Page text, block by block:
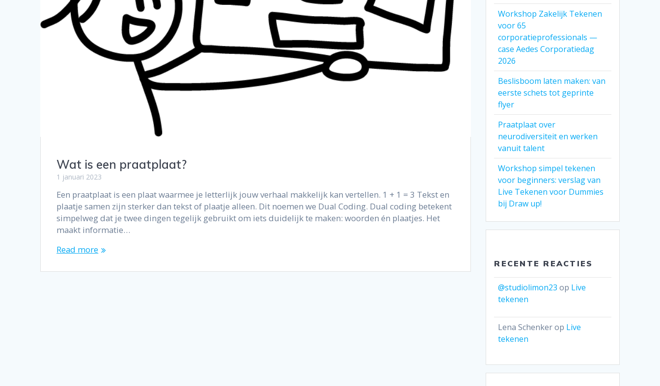
Wat is een praatplaat?
1 januari 2023
Een praatplaat is een plaat waarmee je letterlijk jouw verhaal makkelijk kan vertellen. 1 + 1 = 3 Tekst en
plaatje samen zijn sterker dan tekst of plaatje alleen. Dit noemen we Dual Coding. Dual coding betekent
simpelweg dat je twee dingen tegelijk gebruikt om iets duidelijk te maken: woorden én plaatjes. Het
maakt informatie…
Read more
Workshop Zakelijk Tekenen
voor 65
corporatieprofessionals —
case Aedes Corporatiedag
2026
Beslisboom laten maken: van
eerste schets tot geprinte
flyer
Praatplaat over
neurodiversiteit en werken
vanuit talent
Workshop simpel tekenen
voor beginners: verslag van
Live Tekenen voor Dummies
bij Draw up!
RECENTE REACTIES
@studiolimon23 op Live
tekenen
Lena Schenkerop Live
tekenen